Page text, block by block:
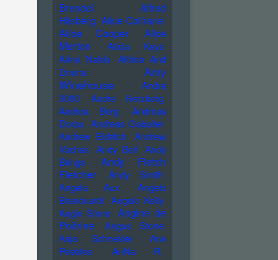
Brendel
Alfred
Hilsberg Alice Coltrane
Alice Cooper
Alice
Merton
Alicia Keys
Alma Naidu
Althea And
Donna
Amy
Winehouse
Andre
3000
Andre Herzberg
Andrea Berg
Andreas
Dorau Andreas Gabalier
Andrew Eldritch
Andrew
Vachss Andy Bell
Andy
Brings
Andy Fletch
Fletcher
Andy Smith
Angela Aux
Angelo
Branduardi Angelo Kelly
Angie Stone Angine de
Poitrine
Angus Stone
Anja Schneider
Ann
Peebles
AnNa R.